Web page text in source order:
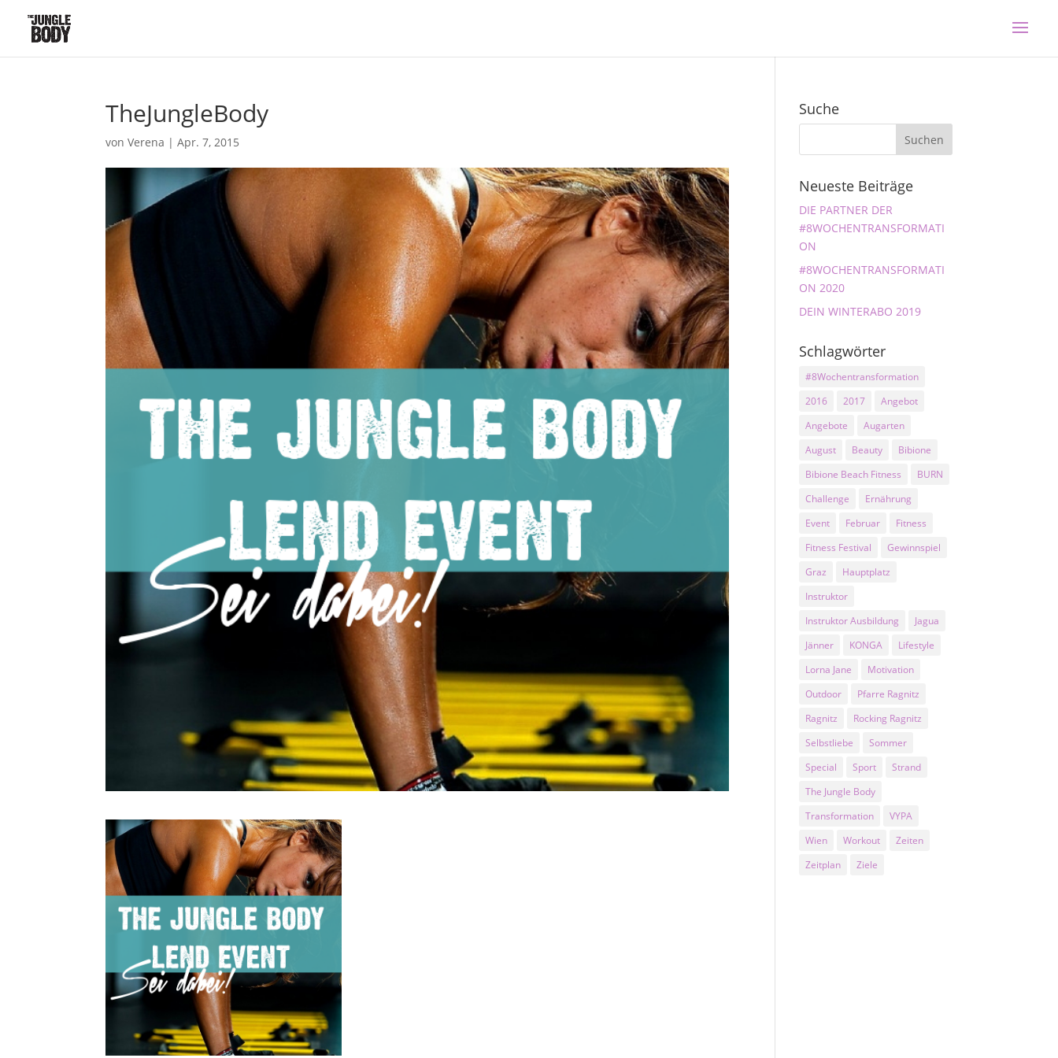
TheJungleBody
vonVerena |Apr. 7, 2015
Suche
Neueste Beiträge
DIE PARTNER DER
#8WOCHENTRANSFORMATI
ON
#8WOCHENTRANSFORMATI
ON 2020
DEIN WINTERABO 2019
Schlagwörter
#8Wochentransformation
2016
2017
Angebot
Angebote
Augarten
August
Beauty
Bibione
Bibione Beach Fitness
BURN
Challenge
Ernährung
Event
Februar
Fitness
Fitness Festival
Gewinnspiel
Graz
Hauptplatz
Instruktor
Instruktor Ausbildung
Jagua
Jänner
KONGA
Lifestyle
Lorna Jane
Motivation
Outdoor
Pfarre Ragnitz
Ragnitz
Rocking Ragnitz
Selbstliebe
Sommer
Special
Sport
Strand
The Jungle Body
Transformation
VYPA
Wien
Workout
Zeiten
Zeitplan
Ziele